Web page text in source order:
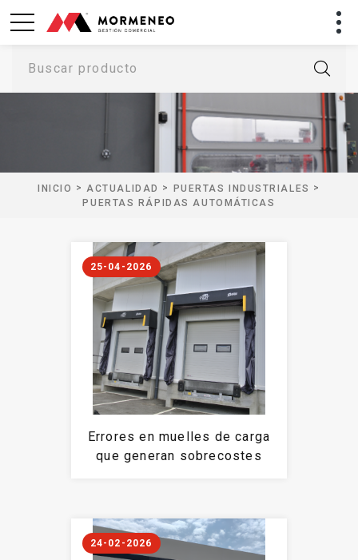
Buscar producto
INICIO > ACTUALIDAD > PUERTAS INDUSTRIALES >
PUERTAS RÁPIDAS AUTOMÁTICAS
Errores en muelles de carga
que generan sobrecostes
25-04-2026
24-02-2026